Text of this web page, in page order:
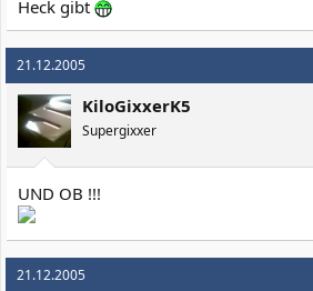
Heck gibt
21.12.2005
KiloGixxerK5
Supergixxer
UND OB !!!
21.12.2005